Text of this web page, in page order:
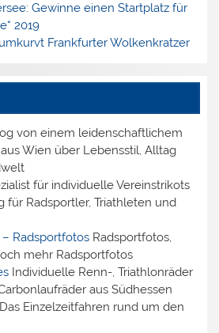
Gewinne einen Startplatz für
2019
Frankfurter Wolkenkratzer
von einem leidenschaftlichem
Wien über Lebensstil, Alltag
für individuelle Vereinstrikots
für Radsportler, Triathleten und
RadsportfotosRadsportfotos,
mehr Radsportfotos
Individuelle Renn-, Triathlonräder
aus Südhessen
Einzelzeitfahren rund um den